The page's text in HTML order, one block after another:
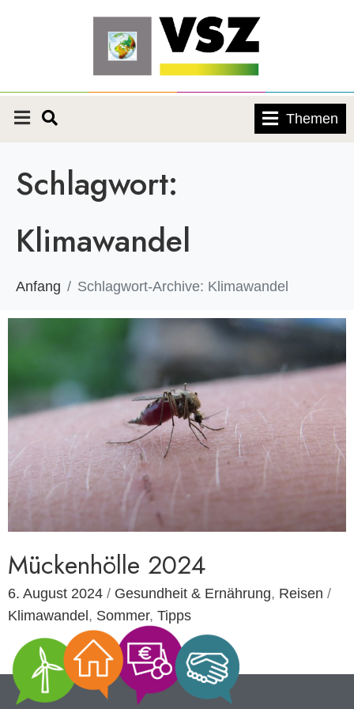
Themen
Schlagwort:
Klimawandel
Anfang Schlagwort-Archive: Klimawandel
Mückenhölle 2024
6. August 2024 / Gesundheit & Ernährung, Reisen /
Klimawandel, Sommer, Tipps